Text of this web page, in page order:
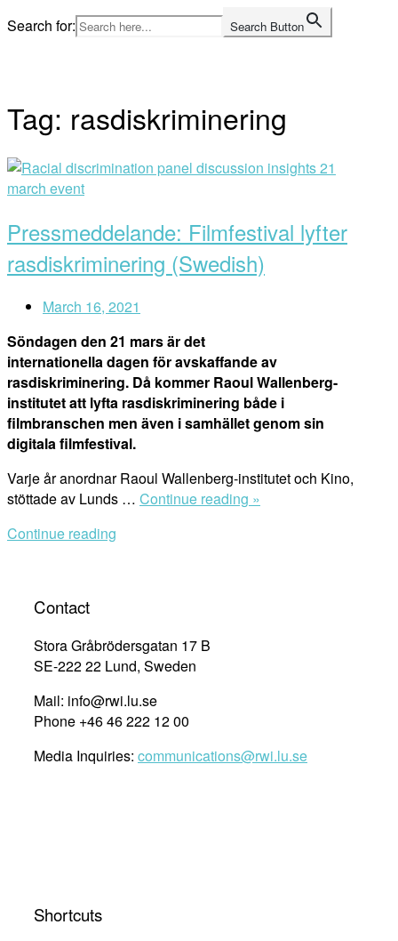
Skip
to
Search for: Search Button
Tag: rasdiskriminering
Open
post
Pressmeddelande: Filmfestival lyfter
rasdiskriminering (Swedish)
March 16, 2021
Söndagen den 21 mars är det
internationella dagen för avskaffande av
rasdiskriminering. Då kommer Raoul Wallenberg-
institutet att lyfta rasdiskriminering både i
filmbranschen men även i samhället genom sin
digitala filmfestival.
Varje år anordnar Raoul Wallenberg-institutet och Kino,
stöttade av Lunds … Continue reading »
Continue reading
Contact
Stora Gråbrödersgatan 17 B
SE-222 22 Lund, Sweden
Mail: info@rwi.lu.se
Phone +46 46 222 12 00
Media Inquiries: communications@rwi.lu.se
Shortcuts